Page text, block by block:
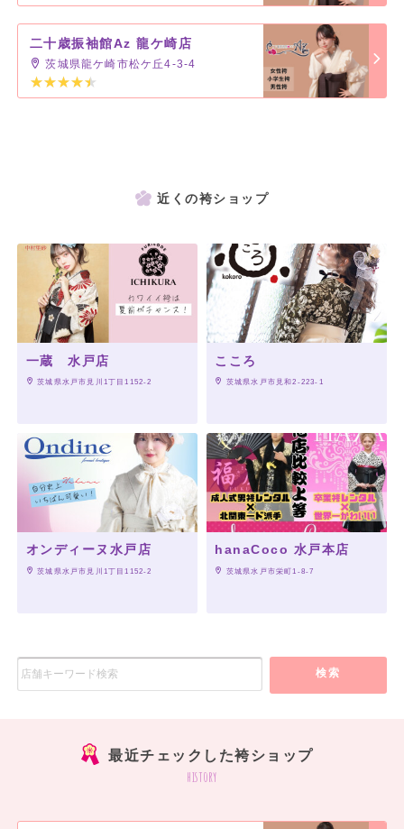
二十歳振袖館Az 龍ケ崎店
茨城県龍ケ崎市松ケ丘4-3-4
近くの袴ショップ
一蔵 水戸店
茨城県水戸市見川1丁目1152-2
こころ
茨城県水戸市見和2-223-1
オンディーヌ水戸店
茨城県水戸市見川1丁目1152-2
hanaCoco 水戸本店
茨城県水戸市栄町1-8-7
検索
最近チェックした袴ショップ
history